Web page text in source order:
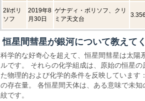
2I/ボリ
ソフ
2019年8
月30日
ゲナディ・ボリソフ、クリ
ミア天文台
3.356
恒星間彗星が銀河について教えて
科学的な好奇心を超えて、恒星間彗星は太陽
ルです。 それらの化学組成は、原始の恒星
た物理的および化学的条件を反映しています
の存在量。 各恒星間天体は、ある意味で未
紋です。